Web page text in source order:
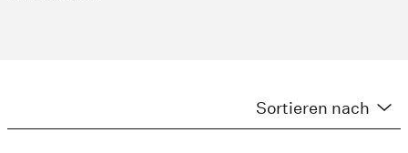
Sortieren nach